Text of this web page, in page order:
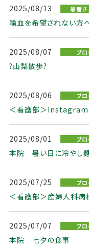
2025/08/13 患者
輸血を希望されない方
2025/08/07 ブ
?山梨散歩?
2025/08/06 ブ
＜看護部＞Instagram
2025/08/01 ブ
本院 暑い日に冷やし
2025/07/25 ブ
＜看護部＞産婦人科
2025/07/07 ブ
本院 七夕の食事